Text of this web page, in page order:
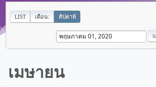
LIST เดือน: สัปดาห์
เมษายน